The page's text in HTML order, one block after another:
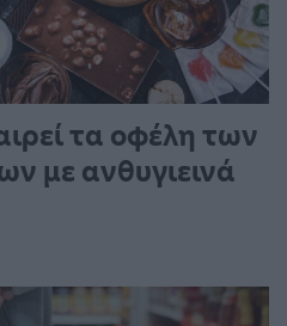
τα οφέλη των
με ανθυγιεινά